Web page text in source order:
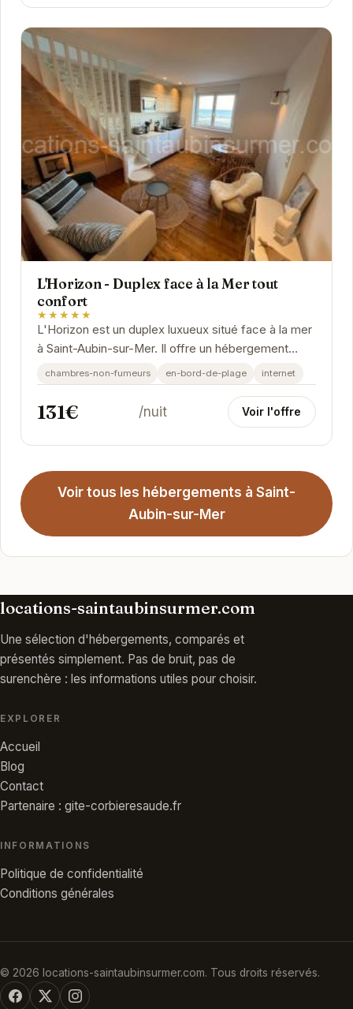
L'Horizon - Duplex face à la Mer tout
confort
★★★★★
L'Horizon est un duplex luxueux situé face à la mer
à Saint-Aubin-sur-Mer. Il offre un hébergement
spacieux et confortable avec une vue...
chambres-non-fumeurs en-bord-de-plage internet
131€ /nuit Voir l'offre
Voir tous les hébergements à Saint-
Aubin-sur-Mer
locations-saintaubinsurmer.com
Une sélection d'hébergements, comparés et
présentés simplement. Pas de bruit, pas de
surenchère : les informations utiles pour choisir.
EXPLORER
Accueil
Blog
Contact
Partenaire : gite-corbieresaude.fr
INFORMATIONS
Politique de confidentialité
Conditions générales
© 2026 locations-saintaubinsurmer.com. Tous droits réservés.